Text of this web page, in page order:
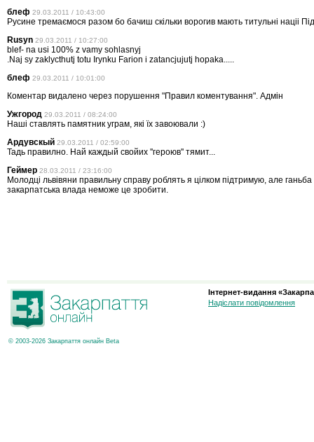
блеф 29.03.2011 / 10:43:00
Русине тремаємося разом бо бачиш скільки ворогив мають титульні націі
Rusyn 29.03.2011 / 10:27:00
blef- na usi 100% z vamy sohlasnyj
.Naj sy zaklycthutj totu Irynku Farion i zatancjujutj hopaka.....
блеф 29.03.2011 / 10:01:00
Коментар видалено через порушення "Правил коментування". Адмін
Ужгород 29.03.2011 / 08:24:00
Наші ставлять памятник уграм, які їх завоювали :)
Ардувскый 29.03.2011 / 02:59:00
Тадь правилно. Най каждый свойих ''героюв'' тямит...
Геймер 28.03.2011 / 23:16:00
Молодці львівяни правильну справу роблять я цілком підтримую, але
закарпатська влада неможе це зробити.
© 2003-2026 Закарпаття онлайн Beta
Інтернет-видання
Надіслати повідомлення